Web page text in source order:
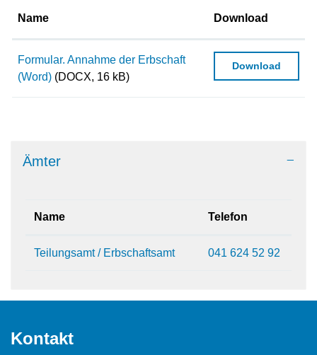
Name Download
Formular. Annahme der Erbschaft
(Word) (DOCX, 16 kB)
Download
Ämter
Name Telefon
Teilungsamt / Erbschaftsamt 041 624 52 92
Kontakt